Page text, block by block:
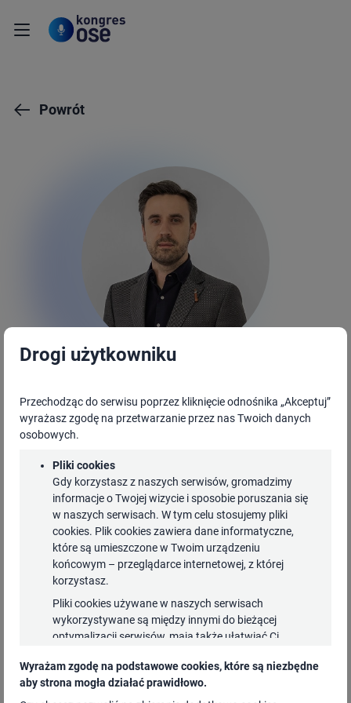
Drogi użytkowniku
Przechodząc do serwisu poprzez kliknięcie odnośnika „Akceptuj”
wyrażasz zgodę na przetwarzanie przez nas Twoich danych
osobowych.
Pliki cookies
Gdy korzystasz z naszych serwisów, gromadzimy
informacje o Twojej wizycie i sposobie poruszania się
w naszych serwisach. W tym celu stosujemy pliki
cookies. Plik cookies zawiera dane informatyczne,
które są umieszczone w Twoim urządzeniu
końcowym – przeglądarce internetowej, z której
korzystasz.
Pliki cookies używane w naszych serwisach
wykorzystywane są między innymi do bieżącej
optymalizacji serwisów, mają także ułatwiać Ci
w naszych serwisach mogą nie działać, jeżeli nie
wyrazisz zgody na instalowanie plików cookies.
Wyrażam zgodę na podstawowe cookies, które są niezbędne
aby strona mogła działać prawidłowo.
Powrót
Maciej Dudkiewicz
Dyrektor Pionu Rozwoju Społeczeństwa
Informacyjnego i Projektów, NASK-PIB
Absolwent Szkoły Wyższej Psychologii Społecznej,
Szkoły Głównej Handlowej, Akademii Leona
Koźmińskiego, Top Public Executive IESE Business
School Uniwersytetu Nawarry oraz Politechniki
Śląskiej w zakresie Cyberbezpieczeństwa. Od 2019
r. związany z NASK w obszarze projektów
cyberbezpieczeństwa i rozwoju społeczeństwa
informacyjnego.